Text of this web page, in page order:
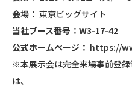
会場： 東京ビッグサイト
当社ブース番号： W3-17-42
公式ホームページ： https://
※本展示会は完全来場事前登
は、